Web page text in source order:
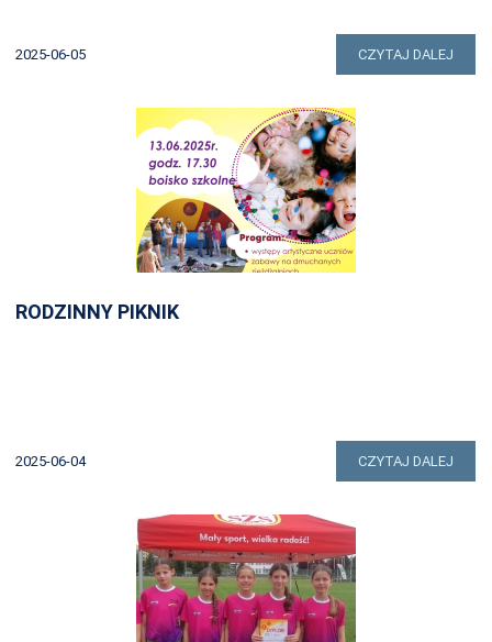
2025-06-05 CZYTAJ DALEJ
RODZINNY PIKNIK
2025-06-04 CZYTAJ DALEJ